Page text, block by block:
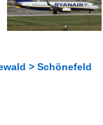
> Schönefeld